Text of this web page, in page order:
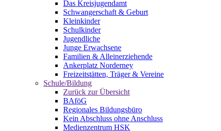
Das Kreisjugendamt
Schwangerschaft & Geburt
Kleinkinder
Schulkinder
Jugendliche
Junge Erwachsene
Familien & Alleinerziehende
Ankerplatz Norderney
Freizeitstätten, Träger & Vereine
Schule/Bildung
Zurück zur Übersicht
BAföG
Regionales Bildungsbüro
Kein Abschluss ohne Anschluss
Medienzentrum HSK